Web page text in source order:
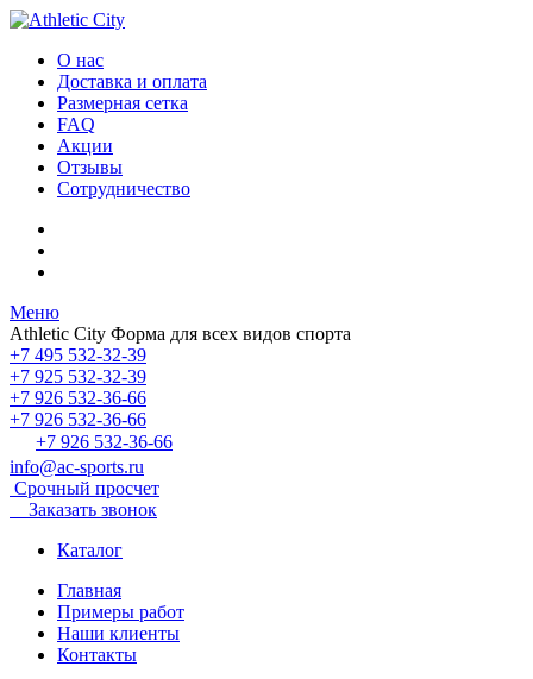
О нас
Доставка и оплата
Размерная сетка
FAQ
Акции
Отзывы
Сотрудничество
Меню
Athletic City Форма для всех видов спорта
+7 495 532-32-39
+7 925 532-32-39
+7 926 532-36-66
+7 926 532-36-66
+7 926 532-36-66
info@ac-sports.ru
Срочный просчет
Заказать звонок
Каталог
Главная
Примеры работ
Наши клиенты
Контакты